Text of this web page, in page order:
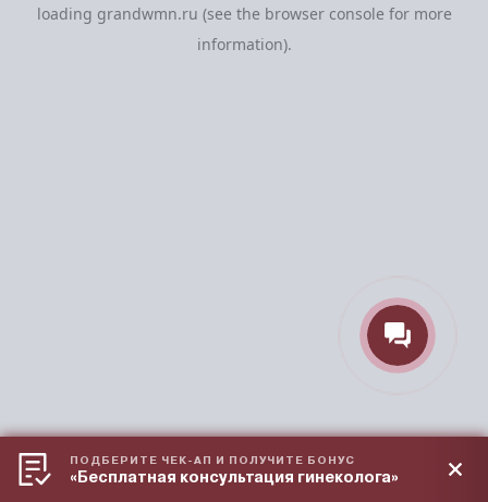
loading grandwmn.ru (see the browser console for more
information).
ПОДБЕРИТЕ ЧЕК-АП И ПОЛУЧИТЕ БОНУС
«Бесплатная консультация гинеколога»